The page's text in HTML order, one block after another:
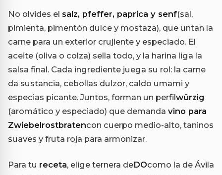
No olvides el salz, pfeffer, paprica y senf(sal,
pimienta, pimentón dulce y mostaza), que untan la
carne para un exterior crujiente y especiado. El
aceite (oliva o colza) sella todo, y la harina liga la
salsa final. Cada ingrediente juega su rol: la carne
da sustancia, cebollas dulzor, caldo umami y
especias picante. Juntos, forman un perfilwürzig
(aromático y especiado) que demanda vino para
Zwiebelrostbratencon cuerpo medio-alto, taninos
suaves y fruta roja para armonizar.
Para tu receta, elige ternera deDOcomo la de Ávila